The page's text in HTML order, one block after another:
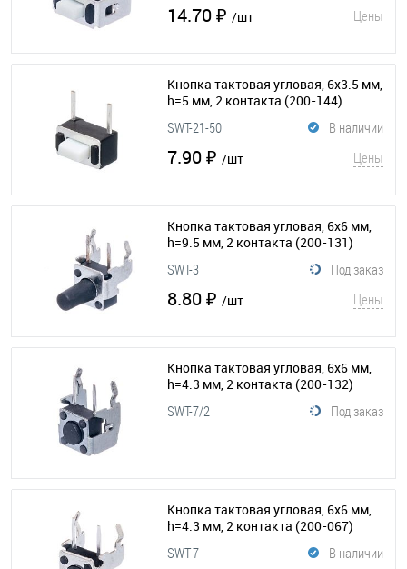
14.70 ₽ /шт Цены
Кнопка тактовая угловая, 6х3.5 мм,
h=5 мм, 2 контакта (200-144)
В наличии
SWT-21-50
7.90 ₽ /шт Цены
Кнопка тактовая угловая, 6x6 мм,
h=9.5 мм, 2 контакта (200-131)
Под заказ
SWT-3
8.80 ₽ /шт Цены
Кнопка тактовая угловая, 6x6 мм,
h=4.3 мм, 2 контакта (200-132)
Под заказ
SWT-7/2
Кнопка тактовая угловая, 6x6 мм,
h=4.3 мм, 2 контакта (200-067)
В наличии
SWT-7